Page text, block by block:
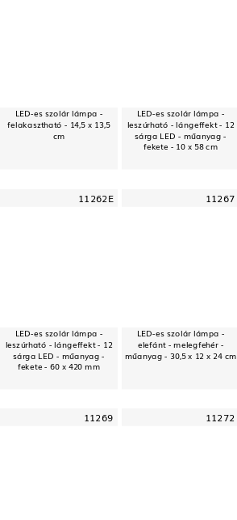
LED-es szolár lámpa -
felakasztható - 14,5 x 13,5
cm
LED-es szolár lámpa -
leszúrható - lángeffekt - 12
sárga LED - műanyag -
fekete - 10 x 58 cm
11262E
LED-es szolár lámpa -
leszúrható - lángeffekt - 12
sárga LED - műanyag -
fekete - 60 x 420 mm
11267
LED-es szolár lámpa -
elefánt - melegfehér -
műanyag - 30,5 x 12 x 24 cm
11269 11272